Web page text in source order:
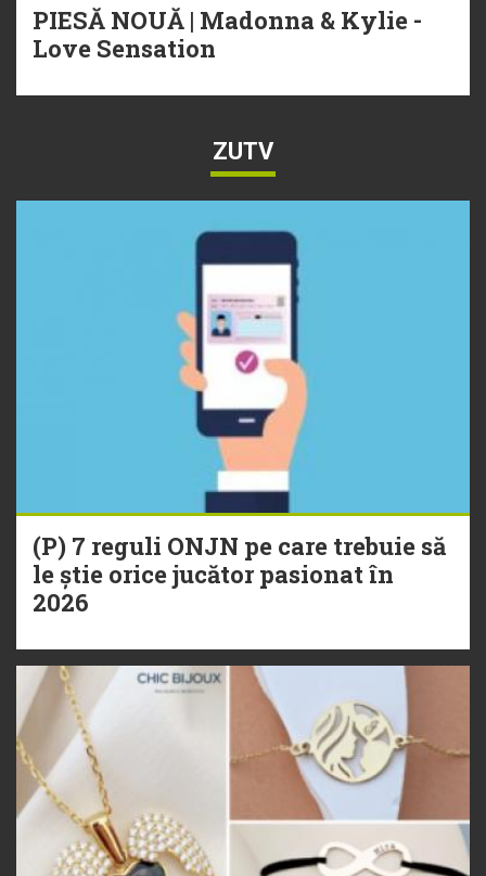
PIESĂ NOUĂ | Madonna & Kylie -
Love Sensation
ZUTV
(P) 7 reguli ONJN pe care trebuie să
le știe orice jucător pasionat în
2026